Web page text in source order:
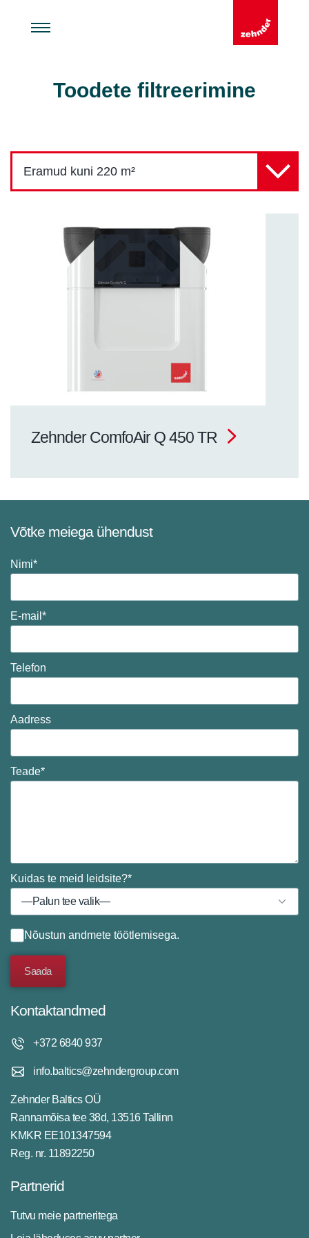
Toodete filtreerimine
Eramud kuni 220 m²
Zehnder ComfoAir Q 450 TR
Võtke meiega ühendust
Nimi*
E-mail*
Telefon
Aadress
Teade*
Kuidas te meid leidsite?*
Nõustun andmete töötlemisega.
Kontaktandmed
+372 6840 937
info.baltics@zehndergroup.com
Zehnder Baltics OÜ
Rannamõisa tee 38d, 13516 Tallinn
KMKR EE101347594
Reg. nr. 11892250
Partnerid
Tutvu meie partneritega